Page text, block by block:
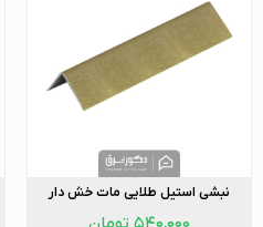
نبشی استیل طلایی مات خش دار